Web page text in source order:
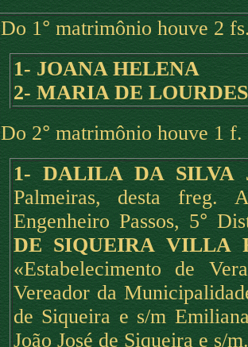
Do 1° matrimônio houve 2
1- JOANA HELENA
2- MARIA DE
Do 2° matrimônio houve 1 f.
1- DALILA DA SILVA
Palmeiras, desta freg.
Engenheiro Passos, 5°
DE SIQUEIRA VILLA
«Estabelecimento de
Vereador da
de Siqueira e s/m
João José de Siqueira e s/